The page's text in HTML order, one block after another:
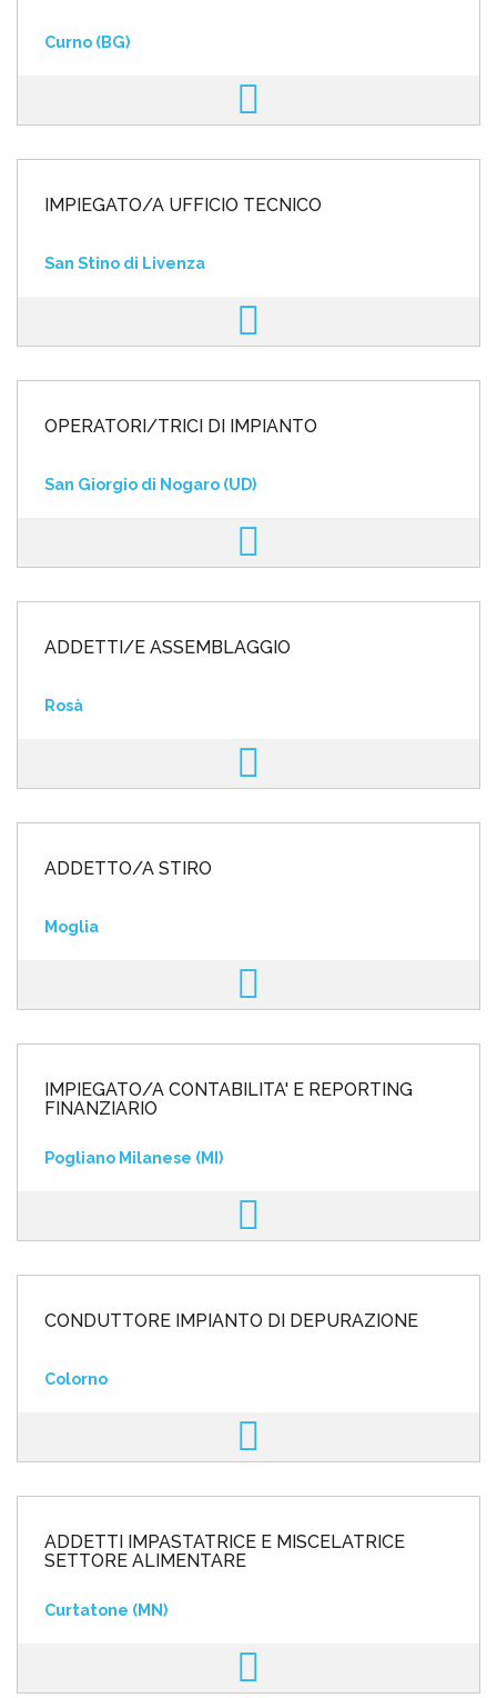
Curno (BG)
IMPIEGATO/A UFFICIO TECNICO
San Stino di Livenza
OPERATORI/TRICI DI IMPIANTO
San Giorgio di Nogaro (UD)
ADDETTI/E ASSEMBLAGGIO
Rosà
ADDETTO/A STIRO
Moglia
IMPIEGATO/A CONTABILITA' E REPORTING
FINANZIARIO
Pogliano Milanese (MI)
CONDUTTORE IMPIANTO DI DEPURAZIONE
Colorno
ADDETTI IMPASTATRICE E MISCELATRICE
SETTORE ALIMENTARE
Curtatone (MN)